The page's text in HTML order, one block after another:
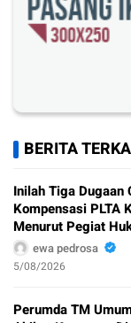
BERITA
Inilah Tiga Dugaan
Kompensasi PLTA
Menurut Pegiat
ewa pedrosa
5/08/2026
Perumda TM